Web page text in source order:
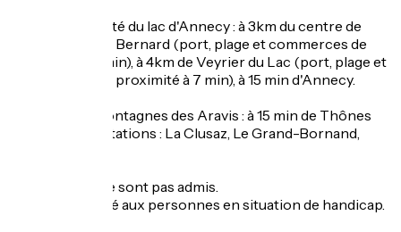
Situé à proximité du lac d'Annecy : à 3km du centre de
Menthon Saint Bernard (port, plage et commerces de
proximité à 5 min), à 4km de Veyrier du Lac (port, plage et
commerces de proximité à 7 min), à 15 min d'Annecy.
Proche des montagnes des Aravis : à 15 min de Thônes
et 25 min des stations : La Clusaz, Le Grand-Bornand,
Les animaux ne sont pas admis.
Gîte non adapté aux personnes en situation de handicap.